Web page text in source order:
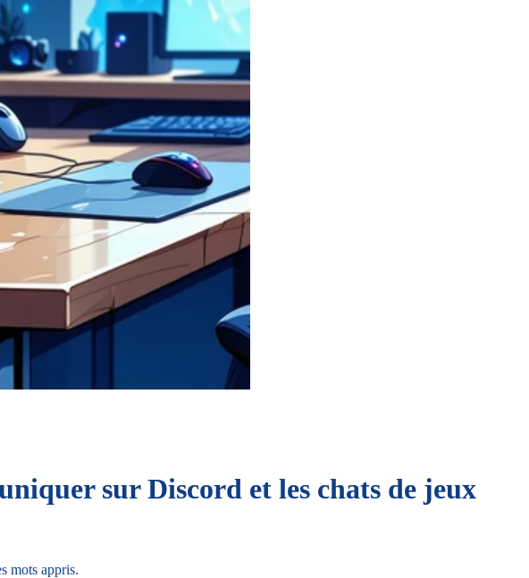
sur Discord et les chats de jeux
mots appris.